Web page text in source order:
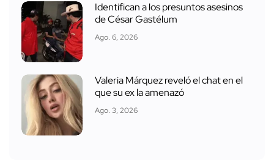
Identifican a los presuntos asesinos
de César Gastélum
Ago. 6, 2026
Valeria Márquez reveló el chat en el
que su ex la amenazó
Ago. 3, 2026